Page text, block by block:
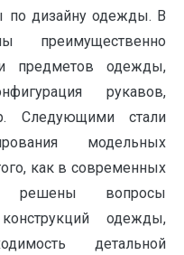
по дизайну одежды. В
преимущественно
предметов одежды,
рукавов,
Следующими стали
модельных
как в современных
вопросы
одежды,
детальной